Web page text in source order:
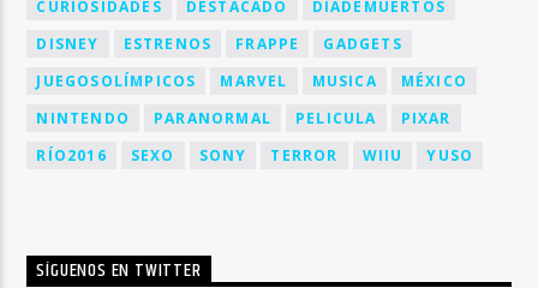
CURIOSIDADES
DESTACADO
DIADEMUERTOS
DISNEY
ESTRENOS FRAPPE
GADGETS
JUEGOSOLÍMPICOS
MARVEL MUSICA
MÉXICO
NINTENDO
PARANORMAL PELICULA
PIXAR
RÍO2016
SEXO SONY TERROR WIIU YUSO
SÍGUENOS EN TWITTER